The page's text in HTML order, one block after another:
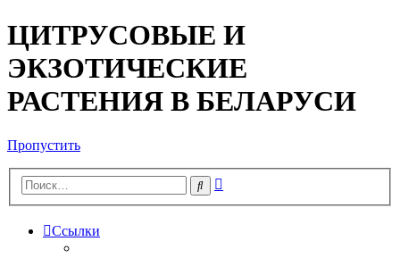
ЦИТРУСОВЫЕ И
ЭКЗОТИЧЕСКИЕ
РАСТЕНИЯ В БЕЛАРУСИ
Пропустить
Поиск
Ссылки